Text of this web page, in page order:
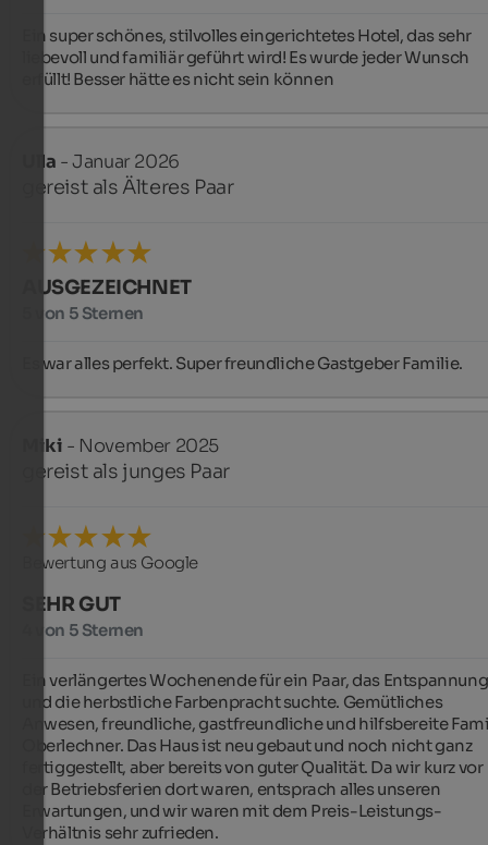
Ein super schönes, stilvolles eingerichtetes Hotel, das sehr
liebevoll und familiär geführt wird! Es wurde jeder Wunsch
erfüllt! Besser hätte es nicht sein können
Ulla - Januar 2026
gereist als Älteres Paar
AUSGEZEICHNET
5 von 5 Sternen
Es war alles perfekt. Super freundliche Gastgeber Familie.
Miki - November 2025
gereist als junges Paar
Bewertung aus Google
SEHR GUT
4 von 5 Sternen
Ein verlängertes Wochenende für ein Paar, das Entspannung
und die herbstliche Farbenpracht suchte. Gemütliches
Anwesen, freundliche, gastfreundliche und hilfsbereite
Oberlechner. Das Haus ist neu gebaut und noch nicht ganz
fertiggestellt, aber bereits von guter Qualität. Da wir kurz vor
der Betriebsferien dort waren, entsprach alles unseren
Erwartungen, und wir waren mit dem Preis-Leistungs-
Verhältnis sehr zufrieden.